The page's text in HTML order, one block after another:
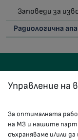
Заповеди за
Радиологична
КОНТАКТИ
Управление
За оптималната
на МЗ и нашите
съхраняваме и/или